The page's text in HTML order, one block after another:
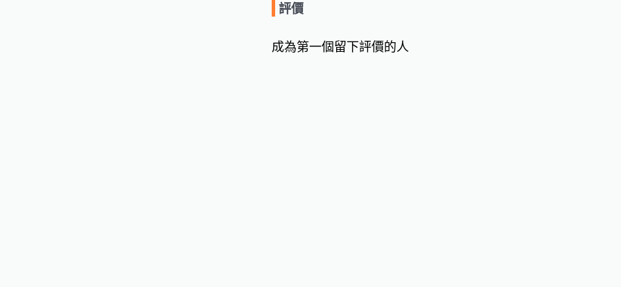
評價
成為第一個留下評價的人